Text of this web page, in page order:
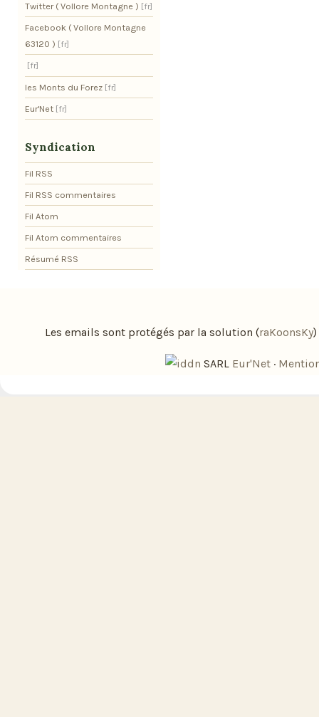
Twitter ( Vollore Montagne )
Facebook ( Vollore Montagne
63120 )
les Monts du Forez
Eur'Net
Syndication
Fil RSS
Fil RSS commentaires
Fil Atom
Fil Atom commentaires
Résumé RSS
Les emails sont protégés par la solution (raKoonsKy)
SARL Eur'Net ·